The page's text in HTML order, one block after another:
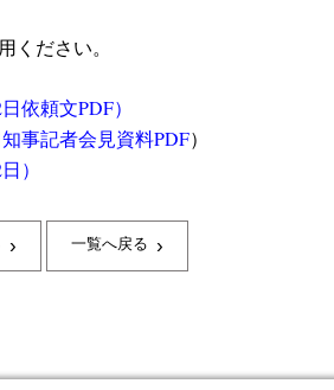
ください。
依頼文PDF）
事記者会見資料PDF）
）
› 一覧へ戻る ›